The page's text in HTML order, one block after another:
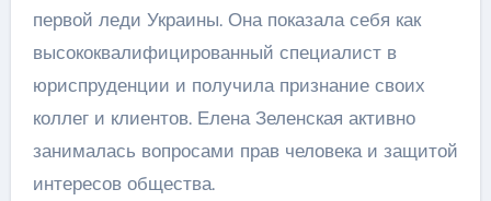
первой леди Украины. Она показала себя как
высококвалифицированный специалист в
юриспруденции и получила признание своих
коллег и клиентов. Елена Зеленская активно
занималась вопросами прав человека и защитой
интересов общества.